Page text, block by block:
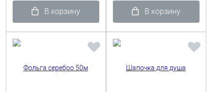
В корзину В корзину